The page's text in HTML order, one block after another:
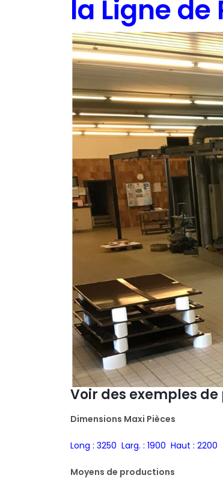
la Ligne de
Voir des exemples
Dimensions Maxi Pièces
Long : 3250 Larg. : 1900 Haut : 2200
Moyens de productions